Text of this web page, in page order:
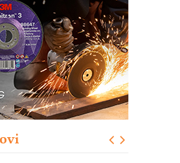
INDICATOR
za efikasnije
transformatora u
i vetroparkovima
na gradilištu- standard
građenja
sa tečnim